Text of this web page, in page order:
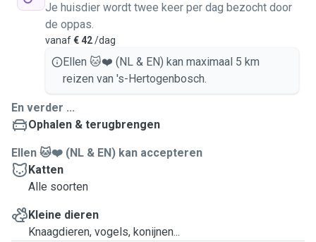
Je huisdier wordt twee keer per dag bezocht door
de oppas.
vanaf€ 42/dag
Ellen 🐱❤️ (NL & EN) kan maximaal 5 km
reizen van 's-Hertogenbosch.
En verder ...
Ophalen & terugbrengen
Ellen 🐱❤️ (NL & EN) kan accepteren
Katten
Alle soorten
Kleine dieren
Knaagdieren, vogels, konijnen...